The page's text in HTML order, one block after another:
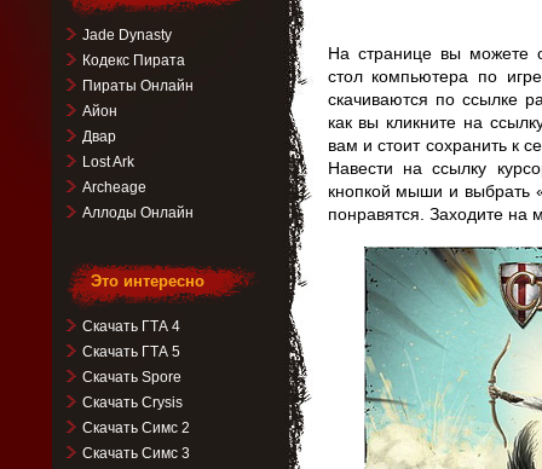
На странице вы можете
стол компьютера по
скачиваются по ссылке
как вы кликните на
вам и стоит сохранить к
Навести на ссылку
кнопкой мыши и выбрать
понравятся. Заходите на
Jade Dynasty
Кодекс Пирата
Пираты Онлайн
Айон
Двар
Lost Ark
Archeage
Аллоды Онлайн
Это интересно
Скачать ГТА 4
Скачать ГТА 5
Скачать Spore
Скачать Crysis
Скачать Симс 2
Скачать Симс 3